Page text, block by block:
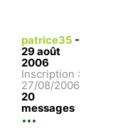
patrice35 -
29 août
2006
Inscription :
27/08/2006
20
messages